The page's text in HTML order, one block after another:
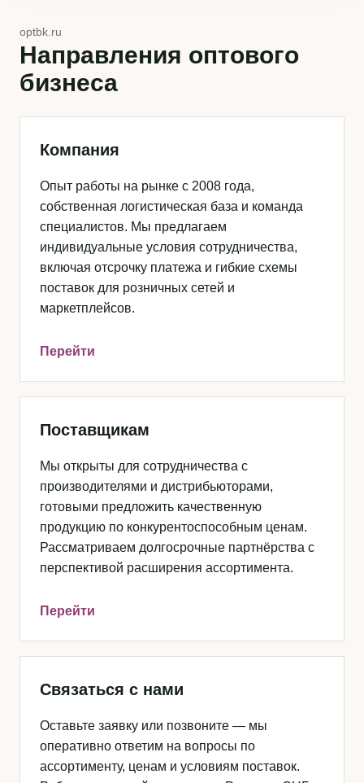
optbk.ru
Направления оптового
бизнеса
Компания
Опыт работы на рынке с 2008 года,
собственная логистическая база и команда
специалистов. Мы предлагаем
индивидуальные условия сотрудничества,
включая отсрочку платежа и гибкие схемы
поставок для розничных сетей и
маркетплейсов.
Перейти
Поставщикам
Мы открыты для сотрудничества с
производителями и дистрибьюторами,
готовыми предложить качественную
продукцию по конкурентоспособным ценам.
Рассматриваем долгосрочные партнёрства с
перспективой расширения ассортимента.
Перейти
Связаться с нами
Оставьте заявку или позвоните — мы
оперативно ответим на вопросы по
ассортименту, ценам и условиям поставок.